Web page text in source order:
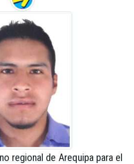
regional de Arequipa para el